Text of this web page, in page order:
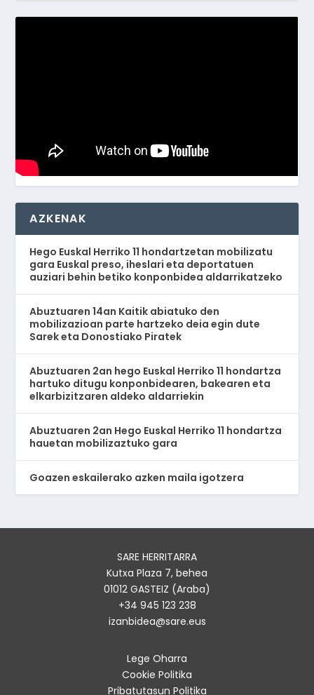
AZKENAK
Hego Euskal Herriko 11 hondartzetan mobilizatu
gara Euskal preso, iheslari eta deportatuen
auziari behin betiko konponbidea aldarrikatzeko
Abuztuaren 14an Kaitik abiatuko den
mobilizazioan parte hartzeko deia egin dute
Sarek eta Donostiako Piratek
Abuztuaren 2an hego Euskal Herriko 11 hondartza
hartuko ditugu konponbidearen, bakearen eta
elkarbizitzaren aldeko aldarriekin
Abuztuaren 2an Hego Euskal Herriko 11 hondartza
hauetan mobilizaztuko gara
Goazen eskailerako azken maila igotzera
SARE HERRITARRA
Kutxa Plaza 7, behea
01012 GASTEIZ (Araba)
+34 945 123 238
izanbidea@sare.eus
Lege Oharra
Cookie Politika
Pribatutasun Politika